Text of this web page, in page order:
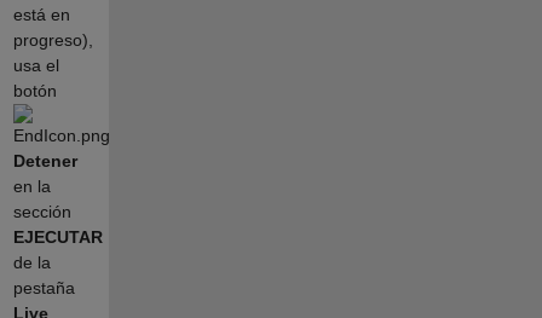
está en
progreso),
usa el
botón
Detener
en la
sección
EJECUTAR
de la
pestaña
Live